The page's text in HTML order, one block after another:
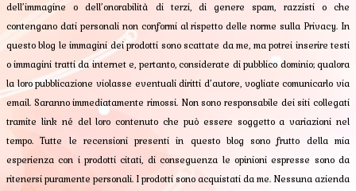
dell’immagine o dell’onorabilità di terzi, di genere spam, razzisti o che
contengano dati personali non conformi al rispetto delle norme sulla Privacy. In
questo blog le immagini dei prodotti sono scattate da me, ma potrei inserire testi
o immagini tratti da internet e, pertanto, considerate di pubblico dominio; qualora
la loro pubblicazione violasse eventuali diritti d’autore, vogliate comunicarlo via
email. Saranno immediatamente rimossi. Non sono responsabile dei siti collegati
tramite link né del loro contenuto che può essere soggetto a variazioni nel
tempo. Tutte le recensioni presenti in questo blog sono frutto della mia
esperienza con i prodotti citati, di conseguenza le opinioni espresse sono da
ritenersi puramente personali. I prodotti sono acquistati da me. Nessuna azienda